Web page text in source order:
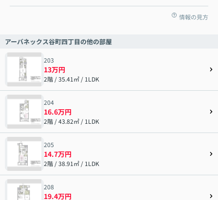
情報の見方
アーバネックス谷町四丁目の他の部屋
203
13万円
2階 / 35.41㎡ / 1LDK
204
16.6万円
2階 / 43.82㎡ / 1LDK
205
14.7万円
2階 / 38.91㎡ / 1LDK
208
19.4万円